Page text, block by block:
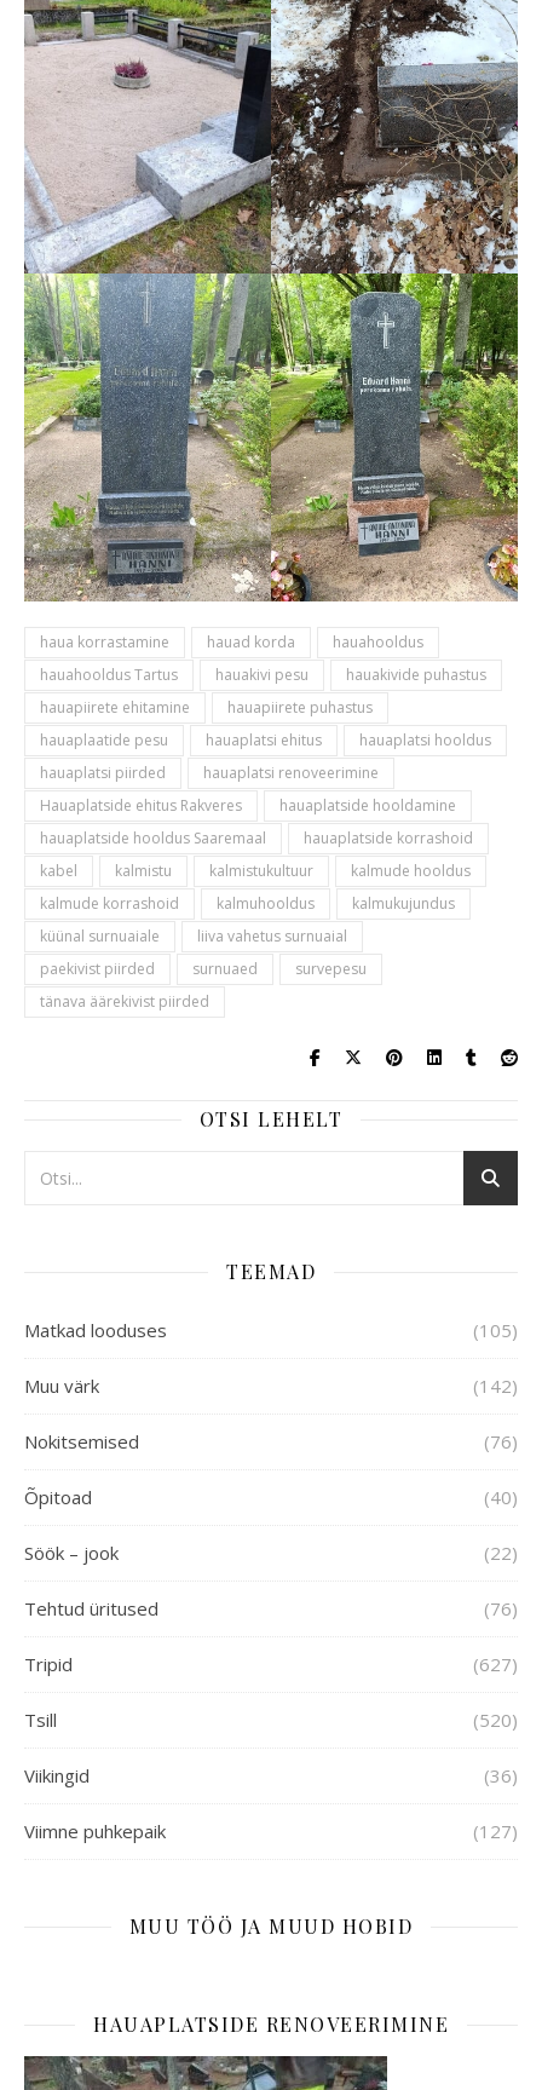
haua korrastamine hauad korda
hauahooldus
hauahooldus Tartus
hauakivi pesu
hauakivide puhastus
hauapiirete ehitamine
hauapiirete puhastus
hauaplaatide pesu
hauaplatsi ehitus
hauaplatsi hooldus
hauaplatsi piirded
hauaplatsi renoveerimine
Hauaplatside ehitus Rakveres
hauaplatside hooldamine
hauaplatside hooldus Saaremaal
hauaplatside korrashoid
kabel
kalmistu kalmistukultuur
kalmude hooldus
kalmude korrashoid
kalmuhooldus
kalmukujundus
küünal surnuaiale
liiva vahetus surnuaial
paekivist piirded
surnuaed
survepesu
tänava äärekivist piirded
OTSI LEHELT
TEEMAD
Matkad looduses (105)
Muu värk (142)
Nokitsemised (76)
Õpitoad (40)
Söök – jook (22)
Tehtud üritused (76)
Tripid (627)
Tsill (520)
Viikingid (36)
Viimne puhkepaik (127)
MUU TÖÖ JA MUUD HOBID
HAUAPLATSIDE RENOVEERIMINE